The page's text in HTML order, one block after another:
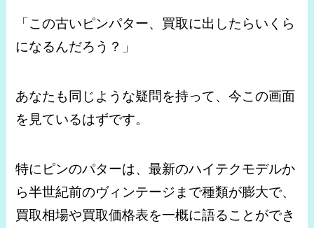
「この古いピンパター、買取に出したらいくら
になるんだろう？」
あなたも同じような疑問を持って、今この画面
を見ているはずです。
特にピンのパターは、最新のハイテクモデルか
ら半世紀前のヴィンテージまで種類が膨大で、
買取相場や買取価格表を一概に語ることができ